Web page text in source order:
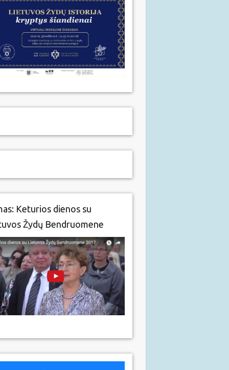
Keturios dienos su
Žydų Bendruomene